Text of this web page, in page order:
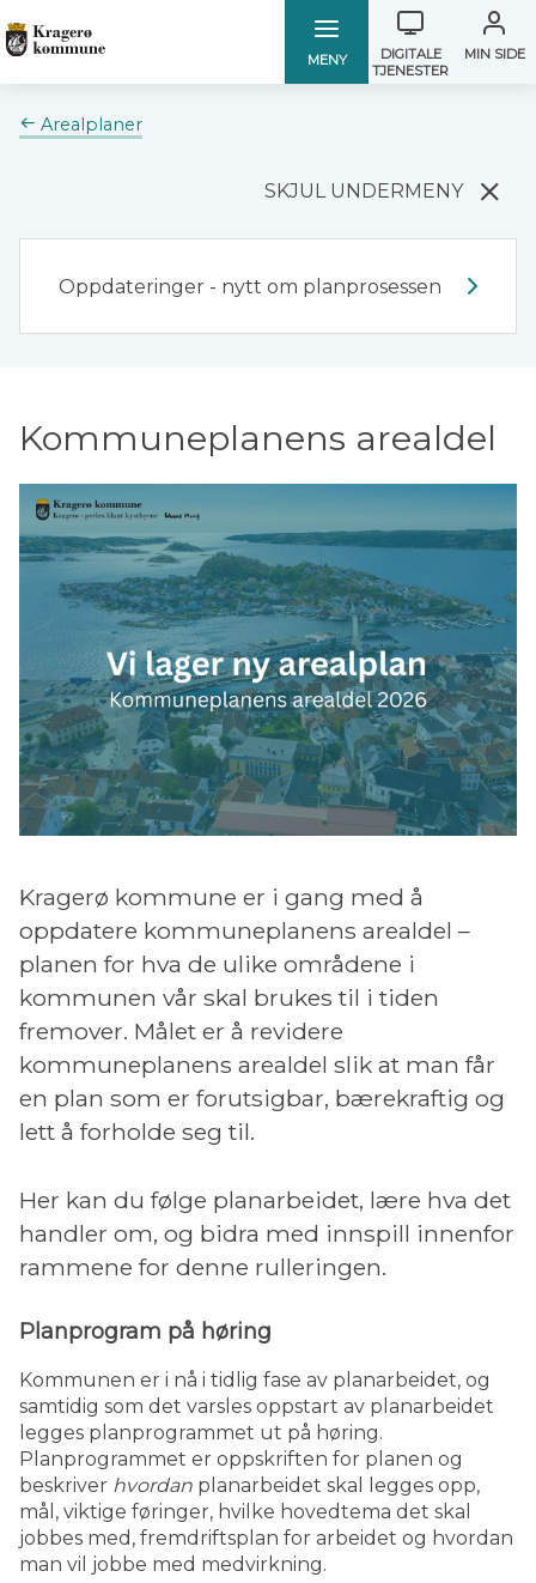
Kragerø
kommune
Kragerø
kommune
DIGITALE
TJENESTER
MIN SIDE
MENY
Du
er
Arealplaner
SKJUL UNDERMENY
Oppdateringer - nytt om planprosessen
Kommuneplanens arealdel
Kragerø kommune er i gang med å
oppdatere kommuneplanens arealdel –
planen for hva de ulike områdene i
kommunen vår skal brukes til i tiden
fremover. Målet er å revidere
kommuneplanens arealdel slik at man får
en plan som er forutsigbar, bærekraftig og
lett å forholde seg til.
Her kan du følge planarbeidet, lære hva det
handler om, og bidra med innspill innenfor
rammene for denne rulleringen.
Planprogram på høring
Kommunen er i nå i tidlig fase av planarbeidet, og
samtidig som det varsles oppstart av planarbeidet
legges planprogrammet ut på høring.
Planprogrammet er oppskriften for planen og
beskriver hvordan planarbeidet skal legges opp,
mål, viktige føringer, hvilke hovedtema det skal
jobbes med, fremdriftsplan for arbeidet og hvordan
man vil jobbe med medvirkning.